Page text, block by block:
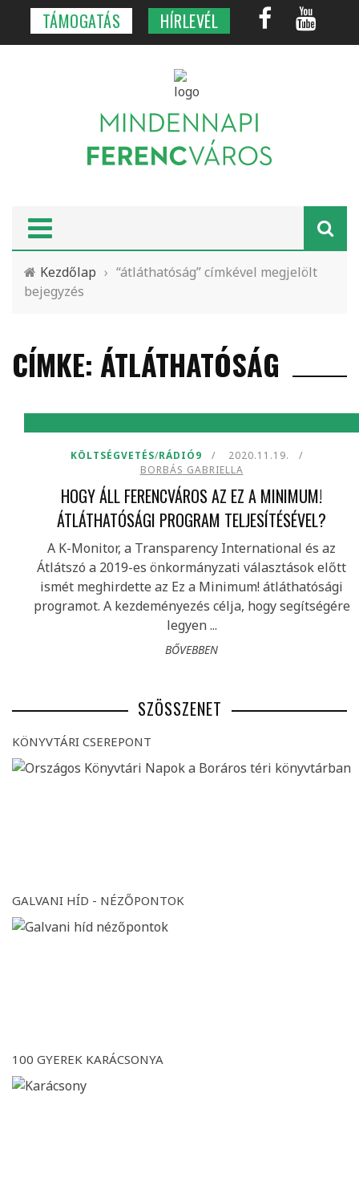
TÁMOGATÁS HÍRLEVÉL
Kezdőlap › “átláthatóság” címkével megjelölt
bejegyzés
CÍMKE: ÁTLÁTHATÓSÁG
KÖLTSÉGVETÉS/RÁDIÓ9
2020.11.19.
BORBÁS GABRIELLA
HOGY ÁLL FERENCVÁROS AZ EZ A MINIMUM!
ÁTLÁTHATÓSÁGI PROGRAM TELJESÍTÉSÉVEL?
A K-Monitor, a Transparency International és az
Átlátszó a 2019-es önkormányzati választások előtt
ismét meghirdette az Ez a Minimum! átláthatósági
programot. A kezdeményezés célja, hogy segítségére
legyen ...
BŐVEBBEN
SZÖSSZENET
KÖNYVTÁRI CSEREPONT
GALVANI HÍD - NÉZŐPONTOK
100 GYEREK KARÁCSONYA